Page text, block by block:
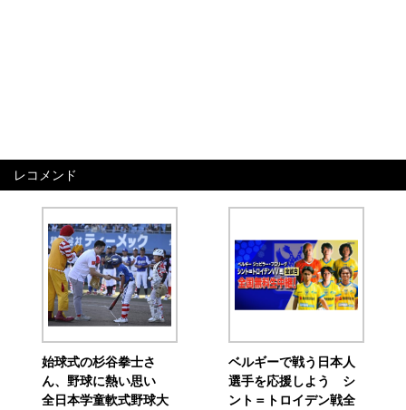
レコメンド
始球式の杉谷拳士さ
ん、野球に熱い思い
全日本学童軟式野球大
ベルギーで戦う日本人
選手を応援しよう シ
ント＝トロイデン戦全